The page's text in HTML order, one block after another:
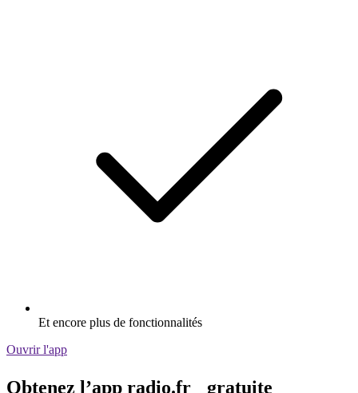
Et encore plus de fonctionnalités
Ouvrir l'app
Obtenez l’app radio.fr gratuite